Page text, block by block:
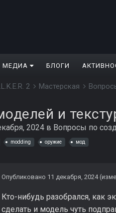
МЕДИА БЛОГИ
2 Мастерская
и
2024 в Вопросы по
modding оружие мод
Опубликовано 11 декабря, 2024
Кто-нибудь разобрался, как
сделать и модель чуть